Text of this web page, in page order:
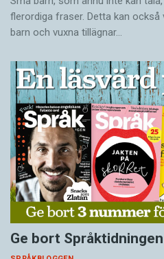
flerordiga fraser. Detta kan också
barn och vuxna tillägnar…
Ge bort